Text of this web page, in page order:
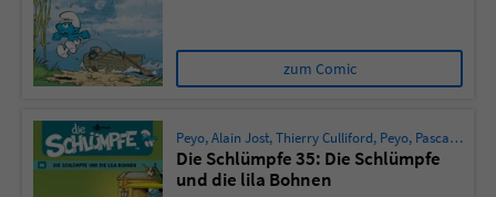
zum Comic
Peyo,Alain Jost,Thierry Culliford, Peyo, Pascal Garray
Die Schlümpfe 35: Die Schlümpfe
und die lila Bohnen